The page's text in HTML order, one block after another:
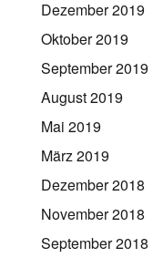
Dezember 2019
Oktober 2019
September 2019
August 2019
Mai 2019
März 2019
Dezember 2018
November 2018
September 2018